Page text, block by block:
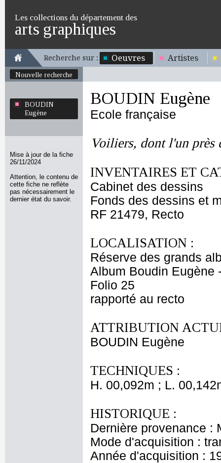
Les collections du département des
arts graphiques
Recherche sur : Oeuvres Artistes
Nouvelle recherche
BOUDIN
Eugène
Mise à jour de la fiche
26/11/2024
Attention, le contenu de
cette fiche ne reflète
pas nécessairement le
dernier état du savoir.
BOUDIN Eugène
Ecole française
Voiliers, dont l'un près
INVENTAIRES ET
Cabinet des dessins
Fonds des dessins et
RF 21479, Recto
LOCALISATION :
Réserve des grands
Album Boudin Eugène
Folio 25
rapporté au recto
ATTRIBUTION
BOUDIN Eugène
TECHNIQUES :
H. 00,092m ; L.
HISTORIQUE :
Dernière provenance :
Mode d'acquisition :
Année d'acquisition :